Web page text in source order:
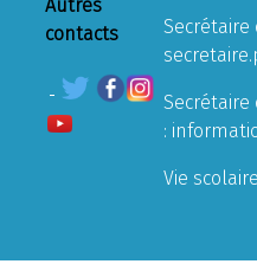
Autres
contacts
Secrétaire
Secrétaire
:
Vie